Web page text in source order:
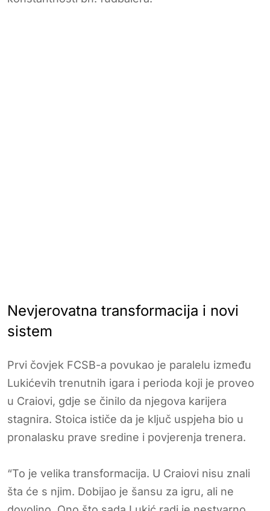
Nevjerovatna transformacija i novi
sistem
Prvi čovjek FCSB-a povukao je paralelu između
Lukićevih trenutnih igara i perioda koji je proveo
u Craiovi, gdje se činilo da njegova karijera
stagnira. Stoica ističe da je ključ uspjeha bio u
pronalasku prave sredine i povjerenja trenera.
“To je velika transformacija. U Craiovi nisu znali
šta će s njim. Dobijao je šansu za igru, ali ne